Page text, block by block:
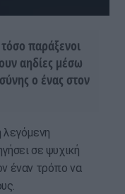
παράξενοι
αηδίες μέσω
ο ένας στον
λεγόμενη
σε ψυχική
έναν τρόπο να